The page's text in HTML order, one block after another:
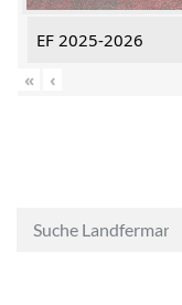
EF 2025-2026
«
‹